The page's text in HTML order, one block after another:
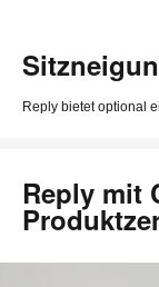
Reply bietet optional
Reply mit